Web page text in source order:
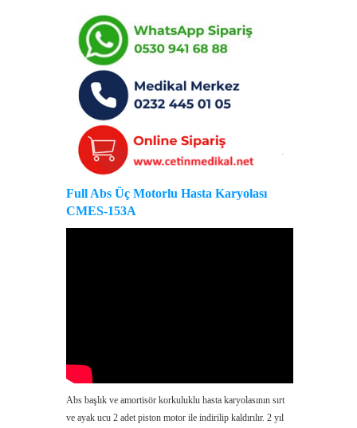
Full Abs Üç Motorlu Hasta Karyolası
CMES-153A
Abs başlık ve amortisör korkuluklu hasta karyolasının sırt
ve ayak ucu 2 adet piston motor ile indirilip kaldırılır. 2 yıl